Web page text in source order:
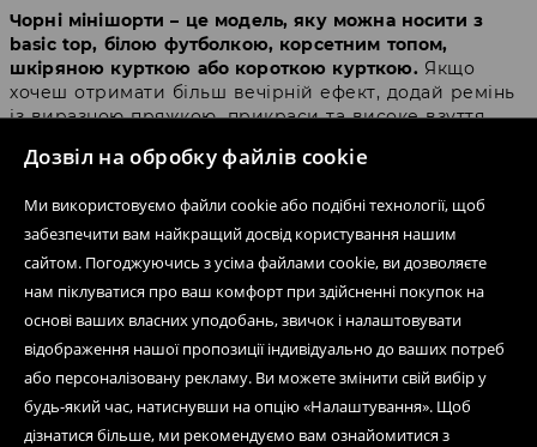
Дозвіл на обробку файлів cookie
Ми використовуємо файли cookie або подібні технології, щоб
забезпечити вам найкращий досвід користування нашим
сайтом. Погоджуючись з усіма файлами cookie, ви дозволяєте
нам піклуватися про ваш комфорт при здійсненні покупок на
основі ваших власних уподобань, звичок і налаштовувати
відображення нашої пропозиції індивідуально до ваших потреб
або персоналізовану рекламу. Ви можете змінити свій вибір у
будь-який час, натиснувши на опцію «Налаштування». Щоб
дізнатися більше, ми рекомендуємо вам ознайомитися з
Чорні мінішорти – це модель, яку можна носити з
basic top, білою футболкою, корсетним топом,
шкіряною курткою або короткою курткою. Якщо
хочеш отримати більш вечірній ефект, додай ремінь
із виразною пряжкою, прикраси та високе взуття.
crop top. Чорні мікрошорти чудово вписуються в Y2K,
Мікрошорти low waist – фасон із
низькою посадкою в дусі 2000-
х
Один із найважливіших трендів у цій категорії –
мікрошорти low waist, тобто короткі моделі з низькою